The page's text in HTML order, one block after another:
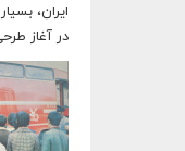
ایران،
در آغاز